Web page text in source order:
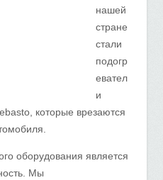
нашей
стране
стали
подогр
евател
и
которые врезаются
оборудования является
Мы